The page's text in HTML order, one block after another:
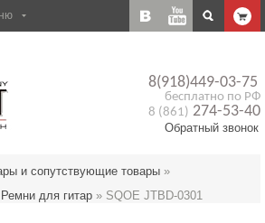
8(918)449-03-75
бесплатно по РФ
8 (861) 274-53-40
Обратный звонок
и сопутствующие товары »
Ремни для гитар » SQOE JTBD-0301